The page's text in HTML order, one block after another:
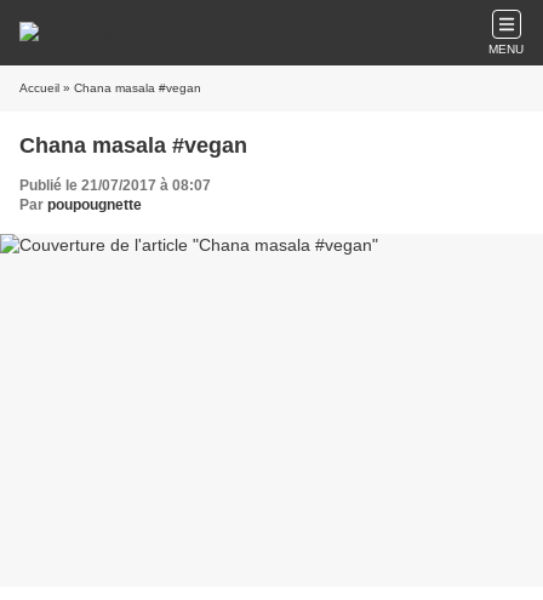
MENU
Accueil » Chana masala #vegan
Chana masala #vegan
Publié le 21/07/2017 à 08:07
Par poupougnette